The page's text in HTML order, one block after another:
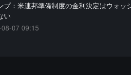
プ：米連邦準備制度の金利決定はウォッ
い
07 09:15